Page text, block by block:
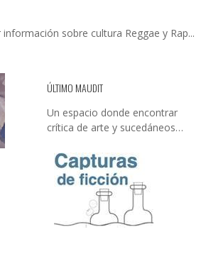
sobre cultura Reggae y Rap...
ÚLTIMO MAUDIT
Un espacio donde encontrar
crítica de arte y sucedáneos…